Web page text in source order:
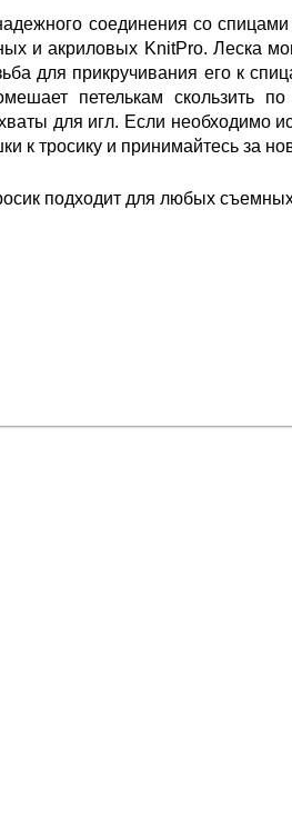
соединения со
и акриловых KnitPro. Леска
для прикручивания его к
петелькам скользить по
для игл. Если необходимо
к тросику и принимайтесь за
подходит для любых